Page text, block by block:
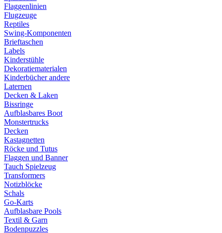
Flaggenlinien
Flugzeuge
Reptiles
Swing-Komponenten
Brieftaschen
Labels
Kinderstühle
Dekoratiematerialen
Kinderbücher andere
Laternen
Decken & Laken
Bissringe
Aufblasbares Boot
Monstertrucks
Decken
Kastagnetten
Röcke und Tutus
Flaggen und Banner
Tauch Spielzeug
Transformers
Notizblöcke
Schals
Go-Karts
Aufblasbare Pools
Textil & Garn
Bodenpuzzles